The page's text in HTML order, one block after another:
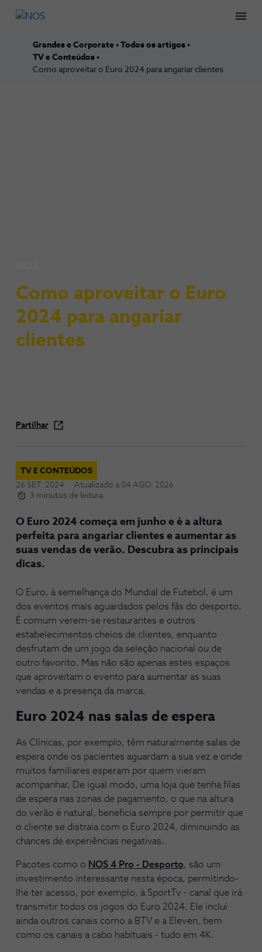
Grandes e Corporate
Todos os artigos
TV e Conteúdos
Como aproveitar o Euro 2024 para angariar clientes
Como aproveitar o Euro
2024 para angariar
clientes
Partilhar
TV E CONTEÚDOS
26 SET. 2024
Atualizado a 04 AGO. 2026
3 minutos de leitura
O Euro 2024 começa em junho e é a altura
perfeita para angariar clientes e aumentar as
suas vendas de verão. Descubra as principais
dicas.
O Euro, à semelhança do Mundial de Futebol, é um
dos eventos mais aguardados pelos fãs do desporto.
É comum verem-se restaurantes e outros
estabelecimentos cheios de clientes, enquanto
desfrutam de um jogo da seleção nacional ou de
outro favorito. Mas não são apenas estes espaços
que aproveitam o evento para aumentar as suas
vendas e a presença da marca.
Euro 2024 nas salas de espera
As Clínicas, por exemplo, têm naturalmente salas de
espera onde os pacientes aguardam a sua vez e onde
muitos familiares esperam por quem vieram
acompanhar. De igual modo, uma loja que tenha filas
de espera nas zonas de pagamento, o que na altura
do verão é natural, beneficia sempre por permitir que
o cliente se distraia com o Euro 2024, diminuindo as
chances de experiências negativas.
Pacotes como o NOS 4 Pro - Desporto, são um
investimento interessante nesta época, permitindo-
lhe ter acesso, por exemplo, à SportTv - canal que irá
transmitir todos os jogos do Euro 2024. Ele inclui
ainda outros canais como a BTV e a Eleven, bem
como os canais a cabo habituais - tudo em 4K.